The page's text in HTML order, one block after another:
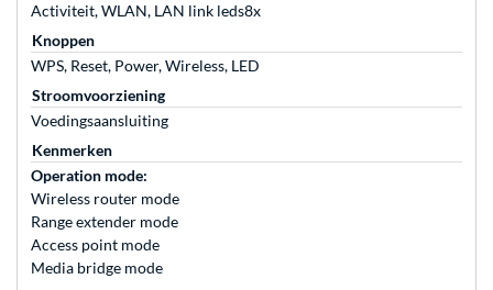
Activiteit, WLAN, LAN link leds8x
Knoppen
WPS, Reset, Power, Wireless, LED
Stroomvoorziening
Voedingsaansluiting
Kenmerken
Operation mode:
Wireless router mode
Range extender mode
Access point mode
Media bridge mode